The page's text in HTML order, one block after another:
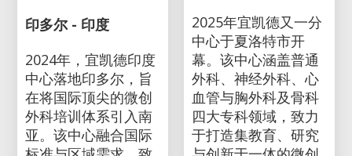
印多尔 - 印度
2024年，宜凯德印度
中心落地印多尔，旨
在将国际顶尖的微创
外科培训体系引入南
亚。该中心融合国际
2025年宜凯德又一分
中心于夏洛特市开
幕。该中心涵盖普通
外科、神经外科、心
血管与胸外科及骨科
四大专科领域，致力
于打造集教育、研究